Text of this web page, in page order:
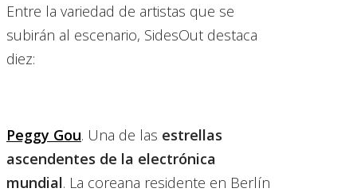
Entre la variedad de artistas que se
subirán al escenario, SidesOut destaca
diez:
Peggy Gou. Una de las estrellas
ascendentes de la electrónica
mundial. La coreana residente en Berlín